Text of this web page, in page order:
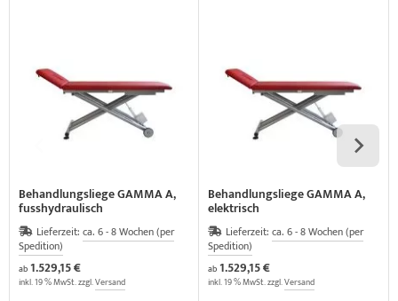
Behandlungsliege GAMMA A,
fusshydraulisch
Lieferzeit: ca. 6 - 8 Wochen (per
Spedition)
ab1.529,15 €
inkl. 19 % MwSt. zzgl.Versand
Behandlungsliege GAMMA A,
elektrisch
Lieferzeit: ca. 6 - 8 Wochen (per
Spedition)
ab1.529,15 €
inkl. 19 % MwSt. zzgl.Versand